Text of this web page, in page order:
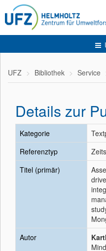
UFZ Bibliothek Service
Details zur
Kategorie
Referenztyp
Titel (primär)
Autor